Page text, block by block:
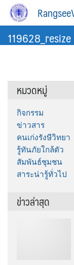
Skip
119628_resize
หมวดหมู่
กิจกรรม
ข่าวสาร
คนเก่งรังษีวิทยา
รู้ทันภัยใกล้ตัว
สัมพันธ์ชุมชน
สาระน่ารู้ทั่วไป
ข่าวล่าสุด